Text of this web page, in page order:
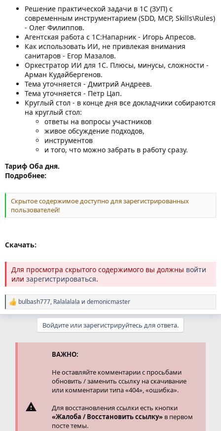
Решение практической задачи в 1С (ЗУП) с
современным инструментарием (SDD, MCP, Skills\Rules)
- Олег Филиппов.
Агентская работа с 1С:Напарник - Игорь Апресов.
Как использовать ИИ, не привлекая внимания
санитаров - Егор Мазалов.
Оркестратор ИИ для 1С. Плюсы, минусы, сложности -
Арман Кудайбергенов.
Тема уточняется - Дмитрий Андреев.
Тема уточняется - Петр Цап.
Круглый стол - в конце дня все докладчики собираются
на круглый стол:
ответы на вопросы участников
живое обсуждение подходов,
инструментов
и того, что можно забрать в работу сразу.
Тариф Оба дня.
Подробнее:
Скрытое содержимое доступно для зарегистрированных
пользователей!
Скачать:
Для просмотра скрытого содержимого вы должны войти
или зарегистрироваться.
Р
е
bulbash777, Ralalalala и demonicmaster
Войдите или зарегистрируйтесь для ответа.
ВАЖНО:
Не оставляйте комментарии с просьбами
обновить / заменить ссылку на скачивание
или комментарии типа «404», «ошибка».
Для восстановления ссылки есть кнопки
«Жалоба / Восстановить ссылку» в первом
посте темы.